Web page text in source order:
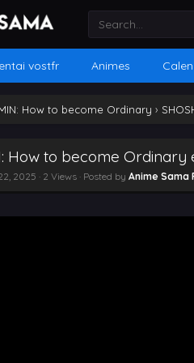
vostfr Animes
How to become Ordinary ›
How to become Ordinary
2025 · 2 Views · Posted by Anime Sama